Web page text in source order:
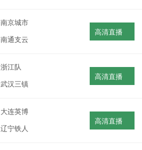
南京城市
南通支云
高清直播
浙江队
武汉三镇
高清直播
大连英博
辽宁铁人
高清直播